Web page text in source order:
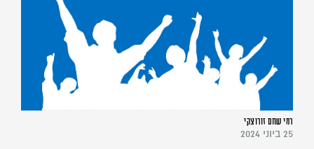
רמי שחם זורוצקי
25 ביוני 2024